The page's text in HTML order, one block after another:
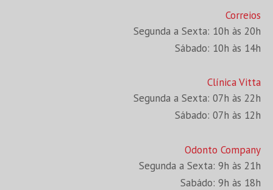
Correios
Segunda a Sexta: 10h às 20h
Sábado: 10h às 14h
Clínica Vitta
Segunda a Sexta: 07h às 22h
Sábado: 07h às 12h
Odonto Company
Segunda a Sexta: 9h às 21h
Sabádo: 9h às 18h